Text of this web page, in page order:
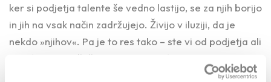
ker si podjetja talente še vedno lastijo, se za njih borijo
in jih na vsak način zadržujejo. Živijo v iluziji, da je
nekdo »njihov«. Pa je to res tako – ste vi od podjetja ali
svoji? Vam je všeč biti last nekoga? Strah pred »krajo«
talentov v podjetjih je še vedno večji kot želja po